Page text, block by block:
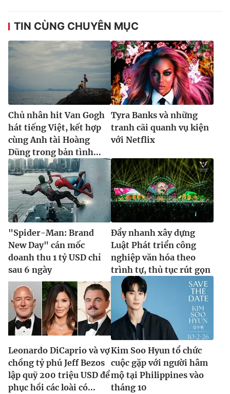
® Cấm sao chép dưới mọi hình thức nếu không có sự chấp
thuận bằng văn bản. Ghi rõ nguồn VTV.vn khi phát hành lại
thông tin từ website này.
TIN CÙNG CHUYÊN MỤC
Chủ nhân hit Van Gogh
hát tiếng Việt, kết hợp
cùng Anh tài Hoàng
Dũng trong bản tình...
Tyra Banks và những
tranh cãi quanh vụ kiện
với Netflix
"Spider-Man: Brand
New Day" cán mốc
doanh thu 1 tỷ USD chỉ
sau 6 ngày
Đẩy nhanh xây dựng
Luật Phát triển công
nghiệp văn hóa theo
trình tự, thủ tục rút gọn
Leonardo DiCaprio và vợ
chồng tỷ phú Jeff Bezos
lập quỹ 200 triệu USD để
phục hồi các loài có...
Kim Soo Hyun tổ chức
cuộc gặp với người hâm
mộ tại Philippines vào
tháng 10